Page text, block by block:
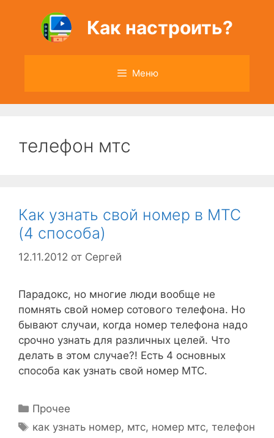
содержимому
Как настроить?
Меню
телефон мтс
Как узнать свой номер в МТС
(4 способа)
12.11.2012 от Сергей
Парадокс, но многие люди вообще не
помнять свой номер сотового телефона. Но
бывают случаи, когда номер телефона надо
срочно узнать для различных целей. Что
делать в этом случае?! Есть 4 основных
способа как узнать свой номер МТС.
Рубрики
Прочее
Метки
как узнать номер, мтс, номер мтс,телефон